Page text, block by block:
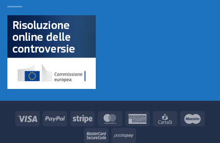
Visa PayPal Stripe MasterCardAmerican
CartaSi
MasterCardPostepay